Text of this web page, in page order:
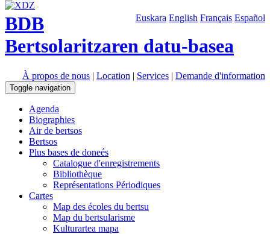
Euskara English Français Español
BDB
Bertsolaritzaren datu-basea
À propos de nous | Location | Services | Demande d'information
Toggle navigation
Agenda
Biographies
Air de bertsos
Bertsos
Plus bases de doneés
Catalogue d'enregistrements
Bibliothèque
Représentations Périodiques
Cartes
Map des écoles du bertsu
Map du bertsularisme
Kulturartea mapa